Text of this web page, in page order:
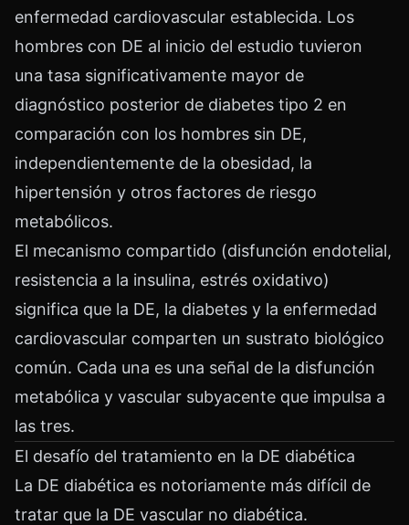
enfermedad cardiovascular establecida. Los
hombres con DE al inicio del estudio tuvieron
una tasa significativamente mayor de
diagnóstico posterior de diabetes tipo 2 en
comparación con los hombres sin DE,
independientemente de la obesidad, la
hipertensión y otros factores de riesgo
metabólicos.
El mecanismo compartido (disfunción endotelial,
resistencia a la insulina, estrés oxidativo)
significa que la DE, la diabetes y la enfermedad
cardiovascular comparten un sustrato biológico
común. Cada una es una señal de la disfunción
metabólica y vascular subyacente que impulsa a
las tres.
El desafío del tratamiento en la DE diabética
La DE diabética es notoriamente más difícil de
tratar que la DE vascular no diabética.